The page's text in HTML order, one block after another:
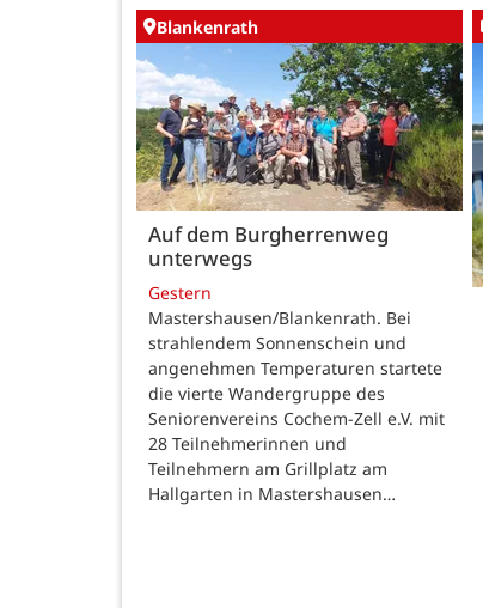
Blankenrath
Auf dem Burgherrenweg
unterwegs
Gestern
Mastershausen/Blankenrath. Bei
strahlendem Sonnenschein und
angenehmen Temperaturen startete
die vierte Wandergruppe des
Seniorenvereins Cochem-Zell e.V. mit
28 Teilnehmerinnen und
Teilnehmern am Grillplatz am
Hallgarten in Mastershausen…